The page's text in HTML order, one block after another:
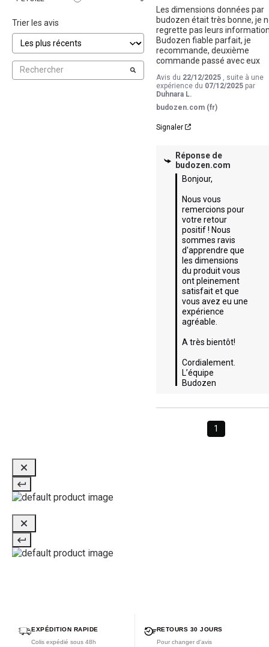
Trier les avis
Les dimensions données par
budozen était très bonne, je
regrette pas leurs
Budozen fiable parfait, je
recommande, deuxième
commande passé avec eux
Avis du 22/12/2025
, suite à une
expérience du 07/12/2025 par
Duhnara L.
budozen.com (fr)
Signaler
Réponse de
budozen.com
Bonjour,
Nous vous
remercions pour
votre retour
positif ! Nous
sommes ravis
d'apprendre que
les dimensions
du produit vous
ont pleinement
satisfait et que
vous avez eu une
expérience
agréable.
A très bientôt!
Cordialement.
L’équipe
Budozen
1
EXPÉDITION RAPIDE
Colis expédié sous 48h
RETOURS 30 JOURS
Pour changer d'avis